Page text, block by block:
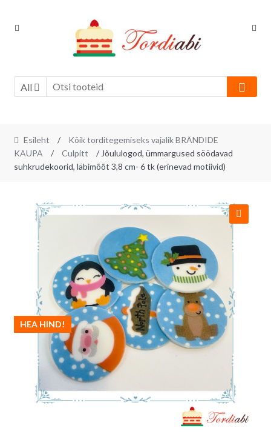
Skip
Skip
All
Esileht /
Kõik torditegemiseks vajalik BRÄNDIDE
KAUPA
/ Culpitt
/ Jõululogod, ümmargused söödavad
suhkrudekoorid, läbimõõt 3,8 cm- 6 tk (erinevad motiivid)
HEA HIND!